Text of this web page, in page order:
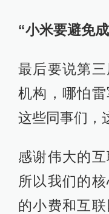
“小米要避免
最后要说第
机构，哪怕
这些同事们，
感谢伟大的
所以我们的
的小费和互